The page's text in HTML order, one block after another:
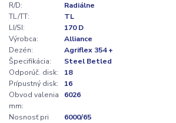
R/D:
Radiálne
TL/TT:
TL
LI/SI:
170 D
Výrobca:
Alliance
Dezén:
Agriflex 354 +
Špecifikácia:
Steel Betled
Odporúč. disk:
18
Prípustný disk:
16
Obvod valenia
mm:
6026
Nosnosť pri
6000/65